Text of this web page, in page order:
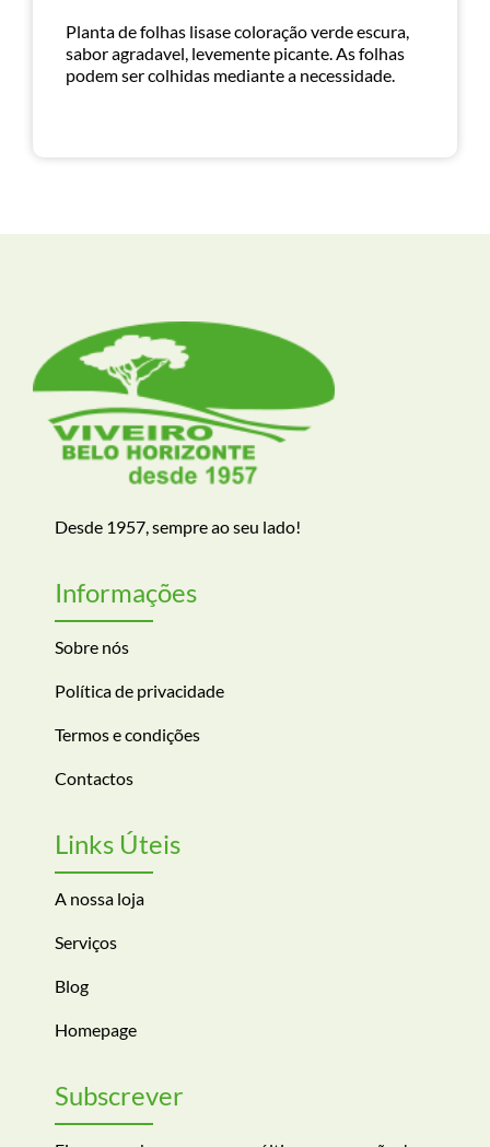
Planta de folhas lisase coloração verde escura,
sabor agradavel, levemente picante. As folhas
podem ser colhidas mediante a necessidade.
Desde 1957, sempre ao seu lado!
Informações
Sobre nós
Política de privacidade
Termos e condições
Contactos
Links Úteis
A nossa loja
Serviços
Blog
Homepage
Subscrever